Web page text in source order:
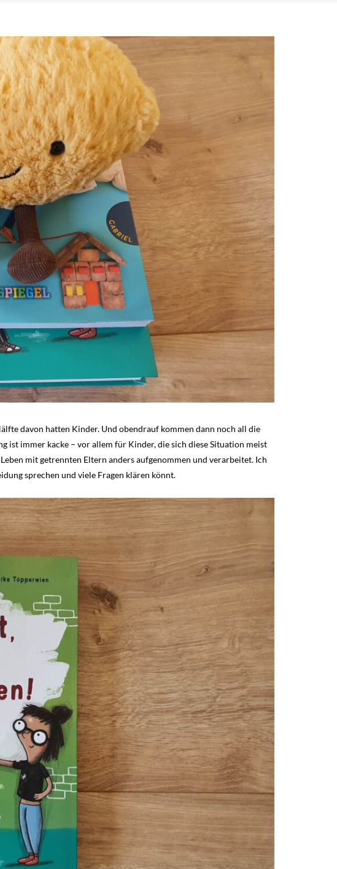
davon hatten Kinder. Und obendrauf kommen dann noch all die
ist immer kacke – vor allem für Kinder, die sich diese Situation meist
mit getrennten Eltern anders aufgenommen und verarbeitet. Ich
sprechen und viele Fragen klären könnt.